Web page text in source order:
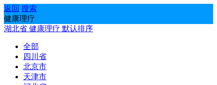
返回 搜索
健康理疗
湖北省 健康理疗 默认排序
全部
四川省
北京市
天津市